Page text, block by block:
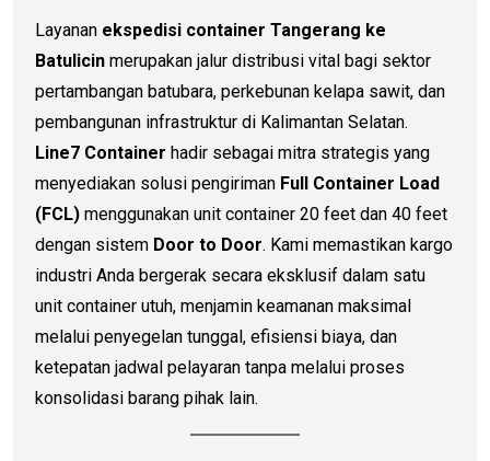
Layanan ekspedisi container Tangerang ke
Batulicin merupakan jalur distribusi vital bagi sektor
pertambangan batubara, perkebunan kelapa sawit, dan
pembangunan infrastruktur di Kalimantan Selatan.
Line7 Container hadir sebagai mitra strategis yang
menyediakan solusi pengiriman Full Container Load
(FCL) menggunakan unit container 20 feet dan 40 feet
dengan sistem Door to Door. Kami memastikan kargo
industri Anda bergerak secara eksklusif dalam satu
unit container utuh, menjamin keamanan maksimal
melalui penyegelan tunggal, efisiensi biaya, dan
ketepatan jadwal pelayaran tanpa melalui proses
konsolidasi barang pihak lain.